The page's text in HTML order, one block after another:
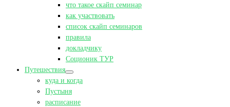
что такое скайп семинар
как участвовать
список скайп семинаров
правила
докладчику
Соционик ТУР
Путешествия
куда и когда
Пустыня
расписание